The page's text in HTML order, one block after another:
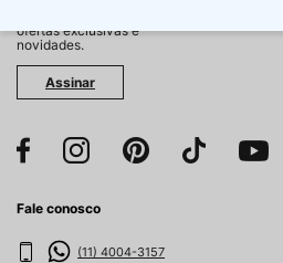
ofertas exclusivas e
novidades.
Assinar
Fale conosco
(11) 4004-3157